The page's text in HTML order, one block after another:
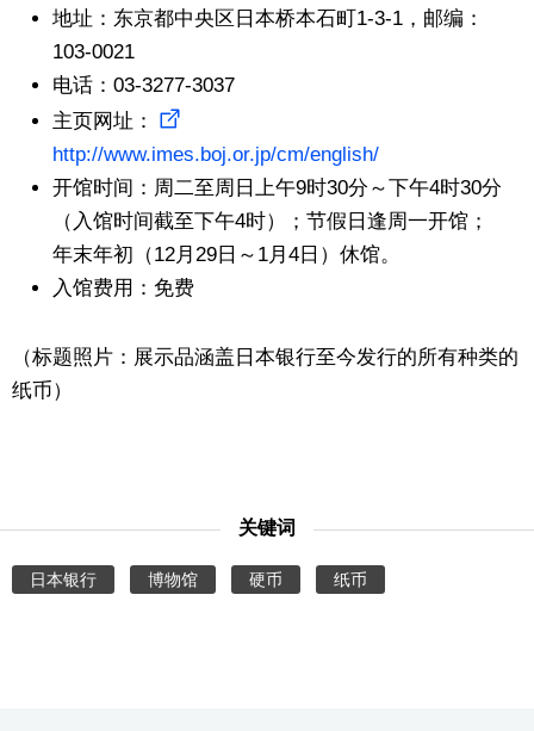
地址：东京都中央区日本桥本石町1-3-1，邮编：
103-0021
电话：03-3277-3037
主页网址：
http://www.imes.boj.or.jp/cm/english/
开馆时间：周二至周日上午9时30分～下午4时30分
（入馆时间截至下午4时）；节假日逢周一开馆；
年末年初（12月29日～1月4日）休馆。
入馆费用：免费
（标题照片：展示品涵盖日本银行至今发行的所有种类的
纸币）
关键词
日本银行 博物馆 硬币 纸币